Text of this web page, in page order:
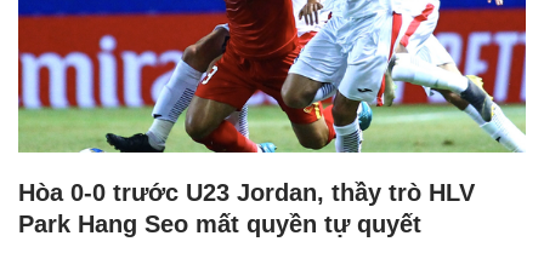
Hòa 0-0 trước U23 Jordan, thầy trò HLV
Park Hang Seo mất quyền tự quyết